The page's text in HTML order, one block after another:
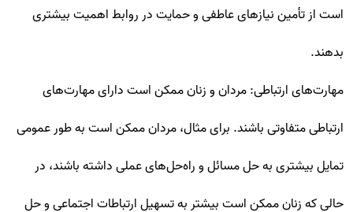
است از تأمین نیازهای عاطفی و حمایت در روابط اهمیت بیشتری
بدهند.
مهارت‌های ارتباطی: مردان و زنان ممکن است دارای مهارت‌های
ارتباطی متفاوتی باشند. برای مثال، مردان ممکن است به طور عمومی
تمایل بیشتری به حل مسائل و راه‌حل‌های عملی داشته باشند، در
حالی که زنان ممکن است بیشتر به تسهیل ارتباطات اجتماعی و حل